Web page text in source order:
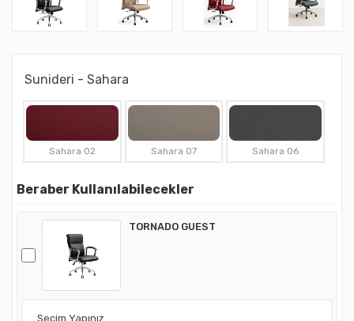
Sunideri - Sahara
Sahara 02 Sahara 07 Sahara 06
Beraber Kullanılabilecekler
TORNADO GUEST